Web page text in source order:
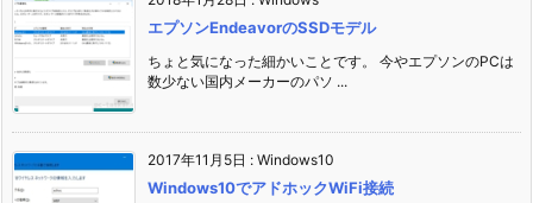
エプソンEndeavorのSSDモデル
ちょと気になった細かいことです。 今やエプソンのPCは
数少ない国内メーカーのパソ ...
2017年11月5日 : Windows10
Windows10でアドホックWiFi接続